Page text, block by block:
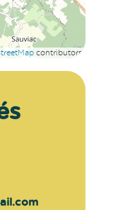
contributors